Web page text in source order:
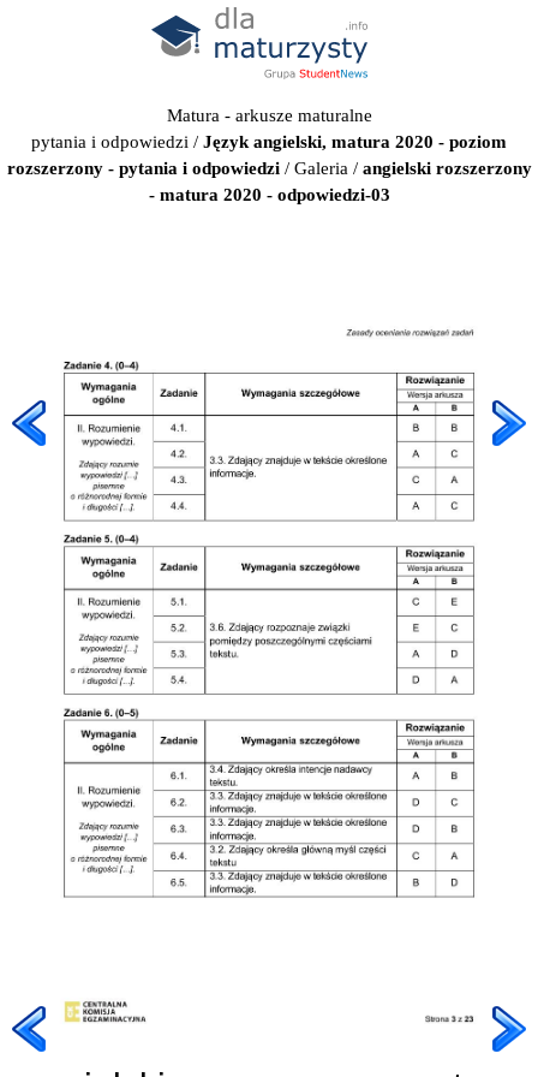
Matura - arkusze maturalne
pytania i odpowiedzi / Język angielski, matura 2020 - poziom
rozszerzony - pytania i odpowiedzi/ Galeria / angielski rozszerzony
- matura 2020 - odpowiedzi-03